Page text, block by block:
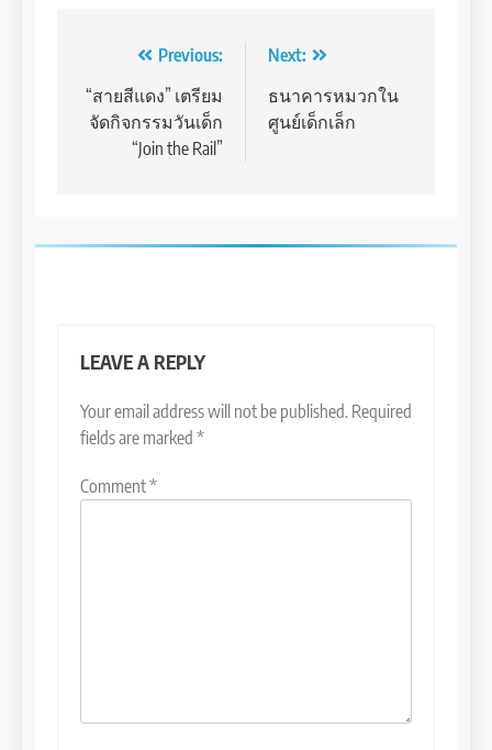
navigation
Previous:
“สายสีแดง” เตรียม
จัดกิจกรรมวันเด็ก
“Join the Rail”
Next:
ธนาคารหมวกใน
ศูนย์เด็กเล็ก
LEAVE A REPLY
Your email address will not be published. Required
fields are marked *
Comment*